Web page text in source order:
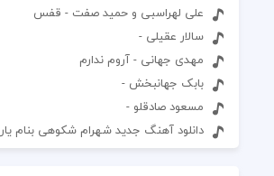
علی لهراسبی و حمید صفت - قفس
سالار عقیلی -
مهدی جهانی - آروم ندارم
بابک جهانبخش -
مسعود صادقلو -
دانلود آهنگ جدید شهرام شکوهی بنام یار